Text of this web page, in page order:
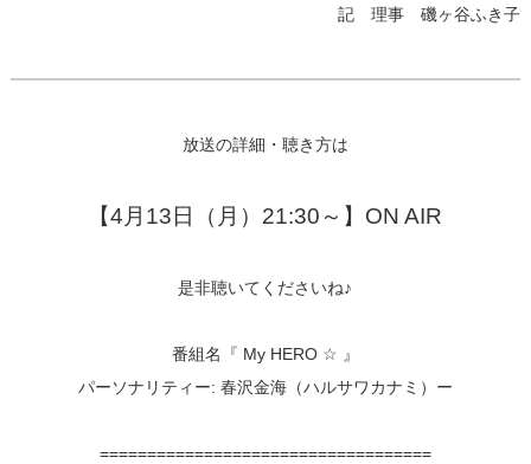
記 理事 磯ヶ谷ふき子
放送の詳細・聴き方は
【4月13日（月）21:30～】ON AIR
是非聴いてくださいね♪
番組名『 My HERO ☆ 』
パーソナリティー: 春沢金海（ハルサワカナミ）ー
===================================